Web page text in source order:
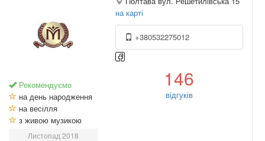
Рекомендуємо
на день народження
на весілля
з живою музикою
Листопад 2018
на карті
+380532275012
146
відгуків